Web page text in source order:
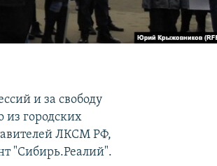
и за свободу
из городских
ЛКСМ РФ,
"Сибирь.Реалий".